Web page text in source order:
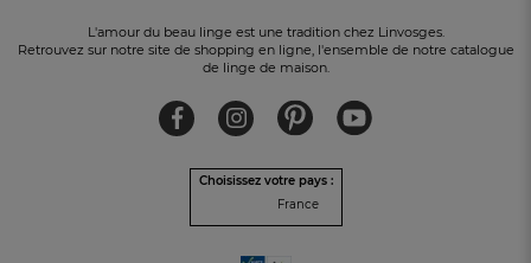
UN CADEAU OFFERT
L'amour du beau linge est une tradition chez Linvosges.
Retrouvez sur notre site de shopping en ligne, l'ensemble de notre catalogue
de linge de maison.
Choisissez votre pays :
France